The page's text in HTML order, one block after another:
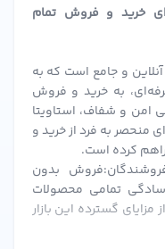
فیس دوکس مدل
استاویتا استور
محصولات اورجینال و با
خریدی مطمئن و
خرید و فروش تمام
و جامع است که به
به خرید و فروش
امن و شفاف، استاویتا
منحصر به فرد از خرید و
کرده است.
بدون
تمامی محصولات
مزایای گسترده این بازار